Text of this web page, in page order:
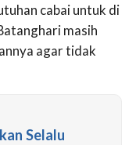
cabai untuk di
masih
agar tidak
Selalu